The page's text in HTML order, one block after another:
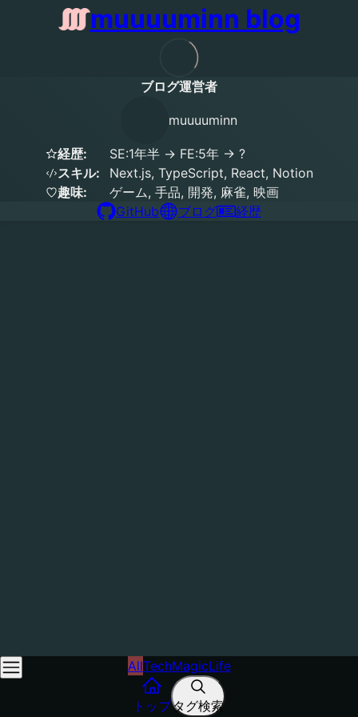
muuuuminn blog
ブログ運営者
muuuuminn
経歴:
SE:1年半 → FE:5年 → ?
スキル:
Next.js, TypeScript, React, Notion
趣味:
ゲーム, 手品, 開発, 麻雀, 映画
GitHub
ブログ 経歴
AllTechMagicLife
トップタグ検索